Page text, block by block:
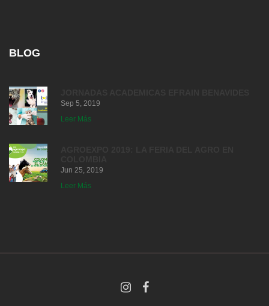
BLOG
Sep 5, 2019
Leer Más
Jun 25, 2019
Leer Más